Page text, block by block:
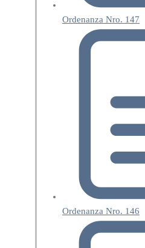
Ordenanza Nro. 147
Ordenanza Nro. 146